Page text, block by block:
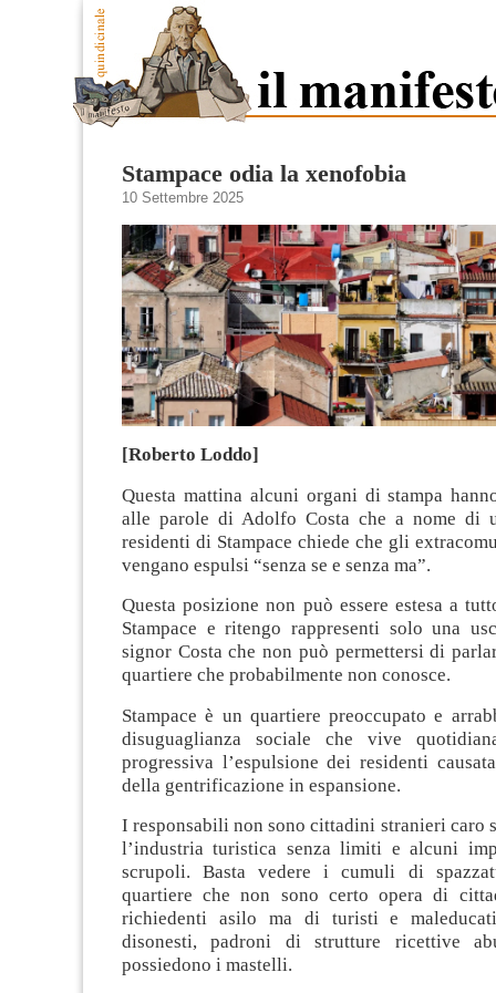
Stampace odia la xenofobia
10 Settembre 2025
[Roberto Loddo]
Questa mattina alcuni organi di stampa
alle parole di Adolfo Costa che a nome di
residenti di Stampace chiede che gli
vengano espulsi “senza se e senza ma”.
Questa posizione non può essere estesa a
Stampace e ritengo rappresenti solo una
signor Costa che non può permettersi di
quartiere che probabilmente non conosce.
Stampace è un quartiere preoccupato e
disuguaglianza sociale che vive
progressiva l’espulsione dei residenti
della gentrificazione in espansione.
I responsabili non sono cittadini stranieri caro
l’industria turistica senza limiti e alcuni
scrupoli. Basta vedere i cumuli di
quartiere che non sono certo opera di
richiedenti asilo ma di turisti e
disonesti, padroni di strutture ricettive
possiedono i mastelli.